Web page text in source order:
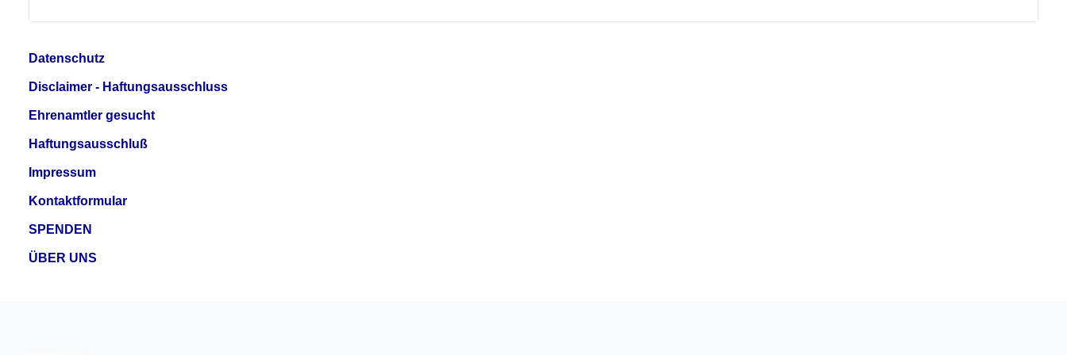
Datenschutz
Disclaimer - Haftungsausschluss
Ehrenamtler gesucht
Haftungsausschluß
Impressum
Kontaktformular
SPENDEN
ÜBER UNS